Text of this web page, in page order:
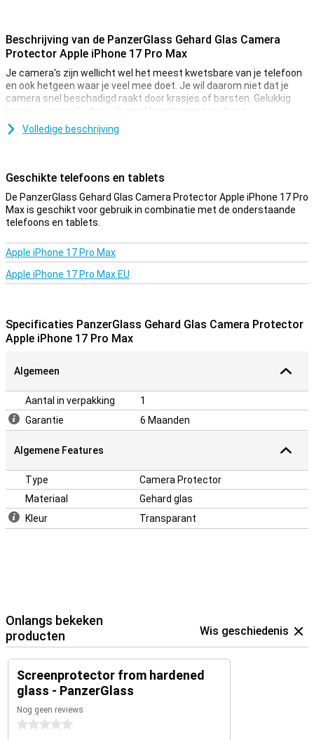
Beschrijving van de PanzerGlass Gehard Glas Camera
Protector Apple iPhone 17 Pro Max
Je camera's zijn wellicht wel het meest kwetsbare van je telefoon
en ook hetgeen waar je veel mee doet. Je wil daarom niet dat je
camera snel beschadigd raakt door krasjes of barsten. Gelukkig
kan je je camera's dan ook goed beschermen met een
screenprotector.
Daarnaast is het glazen plaatje bijna niet te zien.
Volledige beschrijving
Geschikte telefoons en tablets
De PanzerGlass Gehard Glas Camera Protector Apple iPhone 17 Pro
Max is geschikt voor gebruik in combinatie met de onderstaande
telefoons en tablets.
Apple iPhone 17 Pro Max
Apple iPhone 17 Pro Max EU
Specificaties PanzerGlass Gehard Glas Camera Protector
Apple iPhone 17 Pro Max
Algemeen
Aantal in verpakking
1
Garantie
6 Maanden
Algemene Features
Type
Camera Protector
Materiaal
Gehard glas
Kleur
Transparant
Onlangs bekeken
producten
Wis geschiedenis
Screenprotector from hardened
glass - PanzerGlass
Nog geen reviews
0 sterren